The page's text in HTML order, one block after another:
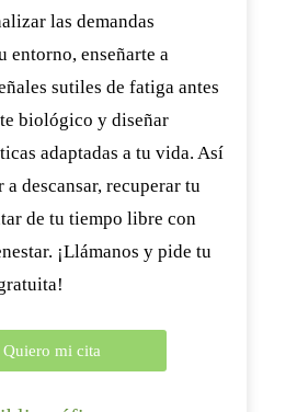
las demandas
entorno, enseñarte a
sutiles de fatiga antes
biológico y diseñar
adaptadas a tu vida. Así
a descansar, recuperar tu
de tu tiempo libre con
¡Llámanos y pide tu
Quiero mi cita